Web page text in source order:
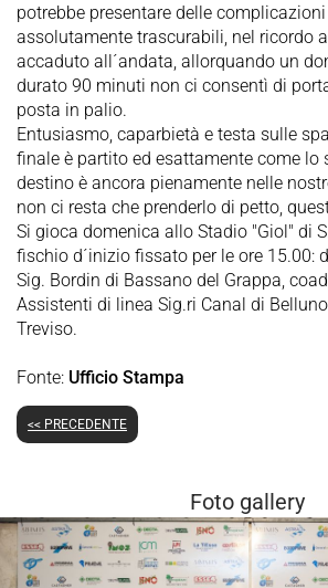
potrebbe presentare delle
assolutamente trascurabili, nel ricordo
accaduto all´andata, allorquando un
durato 90 minuti non ci consentì di
posta in palio.
Entusiasmo, caparbietà e testa sulle
finale è partito ed esattamente come lo
destino è ancora pienamente nelle
non ci resta che prenderlo di petto,
Si gioca domenica allo Stadio "Giol" di
fischio d´inizio fissato per le ore 15.00:
Sig. Bordin di Bassano del Grappa,
Assistenti di linea Sig.ri Canal di
Treviso.
Fonte: Ufficio Stampa
<< PRECEDENTE
Foto gallery